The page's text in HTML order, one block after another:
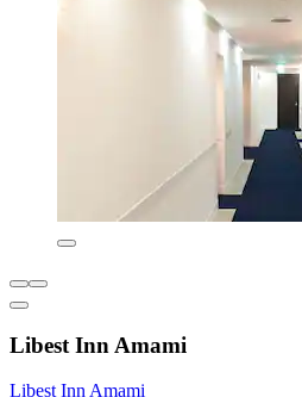
Libest Inn Amami
Libest Inn Amami